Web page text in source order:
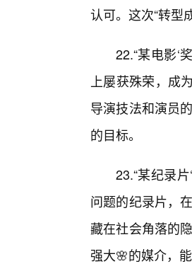
认可。这次“转型
22.“某电影‘
上屡获殊荣，成
导演技法和演员
的目标。
23.“某纪录
问题的纪录片，
藏在社会角落的
强大🌸的媒介，